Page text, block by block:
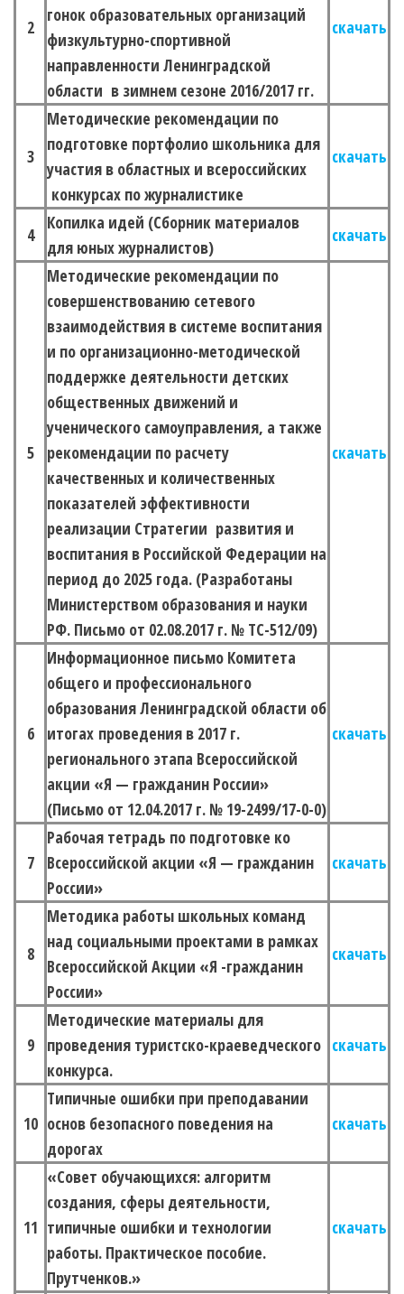
2
гонок образовательных организаций
физкультурно-спортивной
направленности Ленинградской
области в зимнем сезоне 2016/2017 гг.
скачать
3
Методические рекомендации по
подготовке портфолио школьника для
участия в областных и всероссийских
конкурсах по журналистике
скачать
4
Копилка идей (Сборник материалов
для юных журналистов)
скачать
5
Методические рекомендации по
совершенствованию сетевого
взаимодействия в системе воспитания
и по организационно-методической
поддержке деятельности детских
общественных движений и
ученического самоуправления, а также
рекомендации по расчету
качественных и количественных
показателей эффективности
реализации Стратегии развития и
воспитания в Российской Федерации на
период до 2025 года. (Разработаны
Министерством образования и науки
РФ. Письмо от 02.08.2017 г. № ТС-512/09)
скачать
6
Информационное письмо Комитета
общего и профессионального
образования Ленинградской области об
итогах проведения в 2017 г.
регионального этапа Всероссийской
акции «Я — гражданин России»
(Письмо от 12.04.2017 г. № 19-2499/17-0-0)
скачать
7
Рабочая тетрадь по подготовке ко
Всероссийской акции «Я — гражданин
России»
скачать
8
Методика работы школьных команд
над социальными проектами в рамках
Всероссийской Акции «Я -гражданин
России»
скачать
9
Методические материалы для
проведения туристско-краеведческого
конкурса.
скачать
10
Типичные ошибки при преподавании
основ безопасного поведения на
дорогах
скачать
11
«Совет обучающихся: алгоритм
создания, сферы деятельности,
типичные ошибки и технологии
работы. Практическое пособие.
Прутченков.»
скачать